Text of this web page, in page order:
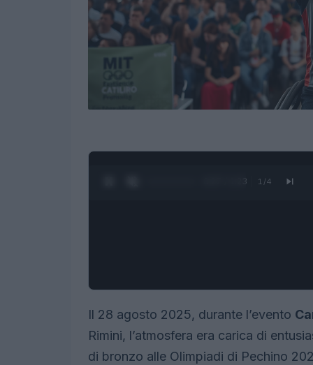
0:28 / 1:23 1 /4
Il 28 agosto 2025, durante l’evento
Rimini, l’atmosfera era carica di
di bronzo alle Olimpiadi di Pechino